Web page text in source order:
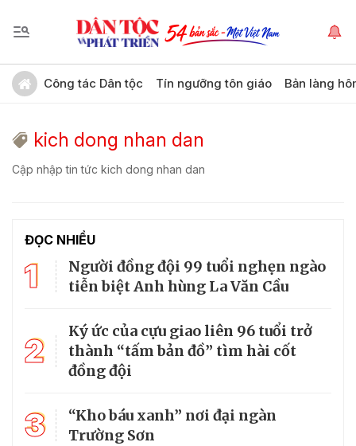
Công tác Dân tộc Tín ngưỡng tôn giáo Bản làng
kich dong nhan dan
Cập nhập tin tức kich dong nhan dan
ĐỌC NHIỀU
1
Người đồng đội 99 tuổi nghẹn ngào
tiễn biệt Anh hùng La Văn Cầu
2
Ký ức của cựu giao liên 96 tuổi trở
thành “tấm bản đồ” tìm hài cốt
đồng đội
3
“Kho báu xanh” nơi đại ngàn
Trường Sơn